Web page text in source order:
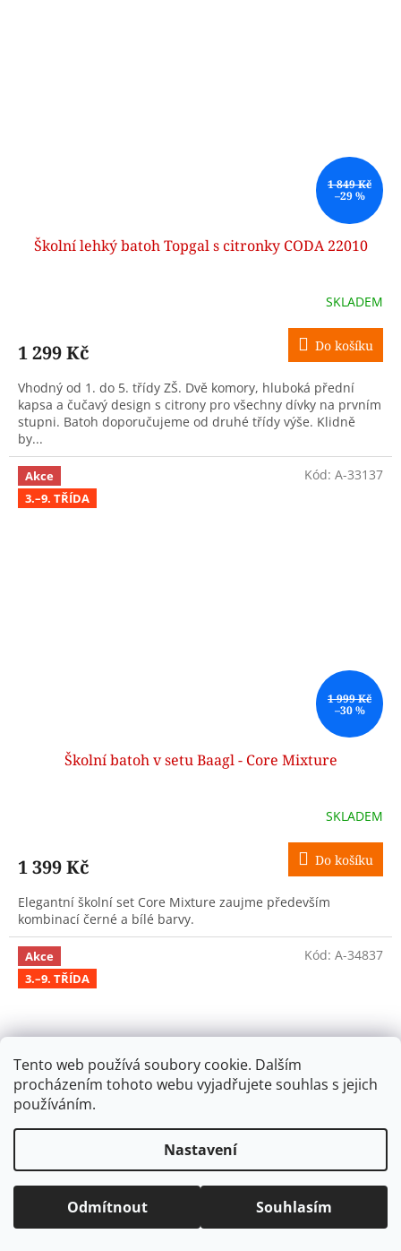
Tento web používá soubory cookie. Dalším
procházením tohoto webu vyjadřujete souhlas s jejich
používáním.
Nastavení
Odmítnout Souhlasím
1 849 Kč
–29 %
Školní lehký batoh Topgal s citronky CODA 22010
SKLADEM
1 299 Kč Do košíku
Vhodný od 1. do 5. třídy ZŠ. Dvě komory, hluboká přední
kapsa a čučavý design s citrony pro všechny dívky na prvním
stupni. Batoh doporučujeme od druhé třídy výše. Klidně
by...
Akce
3.–9. TŘÍDA
1 999 Kč
–30 %
Školní batoh v setu Baagl - Core Mixture
SKLADEM
1 399 Kč Do košíku
Elegantní školní set Core Mixture zaujme především
kombinací černé a bílé barvy.
Kód: A-33137
Akce
3.–9. TŘÍDA
–25 %
Kód: A-34837